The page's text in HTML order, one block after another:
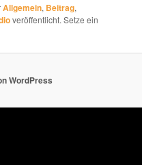
Allgemein, Beitrag,
veröffentlicht. Setze ein
WordPress